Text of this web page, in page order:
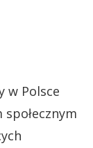
w Polsce